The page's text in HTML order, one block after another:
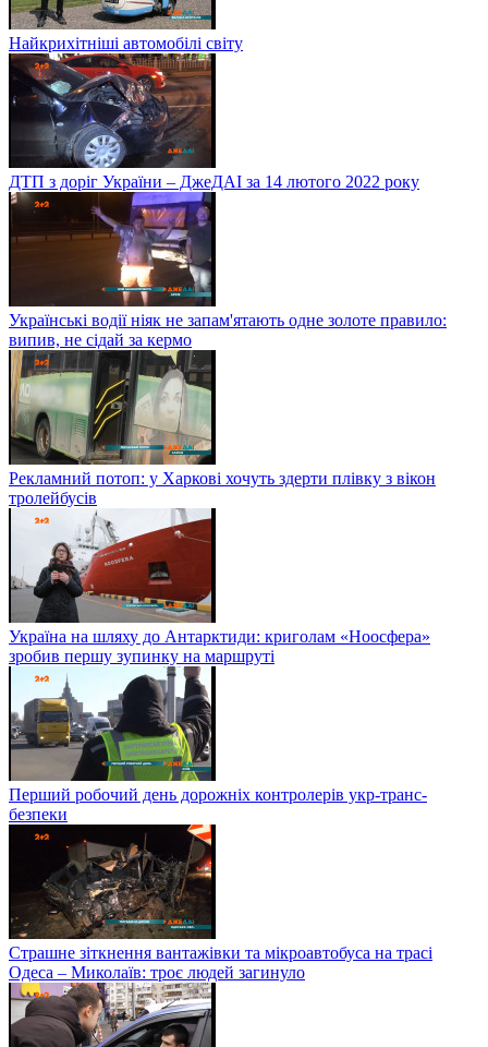
Найкрихітніші автомобілі світу
ДТП з доріг України – ДжеДАІ за 14 лютого 2022 року
Українські водії ніяк не запам'ятають одне золоте правило:
випив, не сідай за кермо
Рекламний потоп: у Харкові хочуть здерти плівку з вікон
тролейбусів
Україна на шляху до Антарктиди: криголам «Ноосфера»
зробив першу зупинку на маршруті
Перший робочий день дорожніх контролерів укр-транс-
безпеки
Страшне зіткнення вантажівки та мікроавтобуса на трасі
Одеса – Миколаїв: троє людей загинуло